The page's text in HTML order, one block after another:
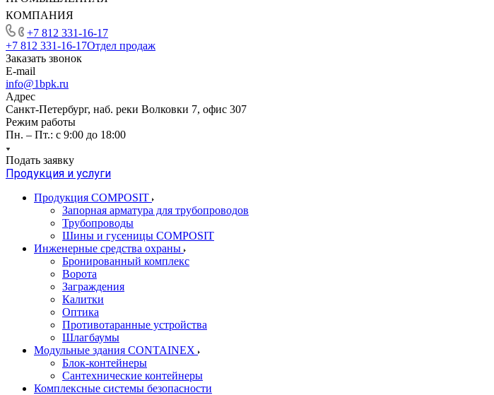
КОМПАНИЯ
+7 812 331-16-17
+7 812 331-16-17Отдел продаж
Заказать звонок
E-mail
info@1bpk.ru
Адрес
Санкт-Петербург, наб. реки Волковки 7, офис 307
Режим работы
Пн. – Пт.: с 9:00 до 18:00
Подать заявку
Продукция и услуги
Продукция COMPOSIT
Запорная арматура для трубопроводов
Трубопроводы
Шины и гусеницы COMPOSIT
Инженерные средства охраны
Бронированный комплекс
Ворота
Заграждения
Калитки
Оптика
Противотаранные устройства
Шлагбаумы
Модульные здания CONTAINEX
Блок-контейнеры
Сантехнические контейнеры
Комплексные системы безопасности